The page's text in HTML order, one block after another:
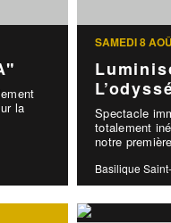
la
SAMEDI 8
Spectacle
totalement
notre
Basilique